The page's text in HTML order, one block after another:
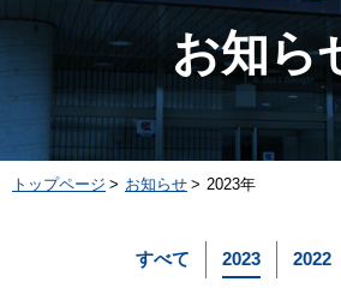
お知ら
トップページ お知らせ 2023年
すべて 2023 2022